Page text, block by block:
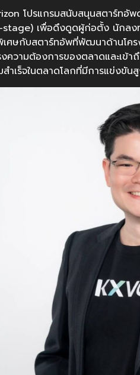
โปรแกรมสนับสนุนสตาร์ทอัพ
เพื่อดึงดูดผู้ก่อตั้ง นักลง
เศษกับสตาร์ทอัพที่พัฒนาด้านโค
วามต้องการของตลาดและเข้า
สำเร็จในตลาดโลกที่มีการแข่งขัน